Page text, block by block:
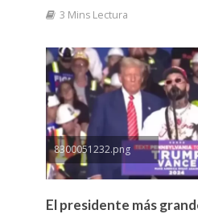
3 Mins Lectura
8300051232.png
El presidente más